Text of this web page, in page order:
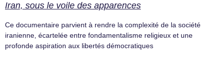
Iran, sous le voile des apparences
Ce documentaire parvient à rendre la complexité de la société
iranienne, écartelée entre fondamentalisme religieux et une
profonde aspiration aux libertés démocratiques